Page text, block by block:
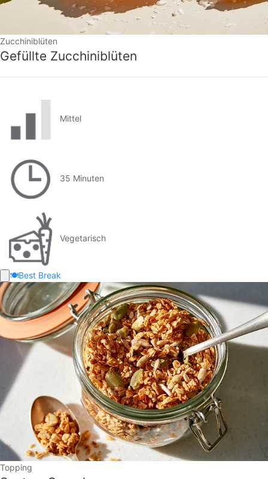
Zucchiniblüten
Gefüllte Zucchiniblüten
Mittel
35 Minuten
Vegetarisch
🍽️Best Break
Topping